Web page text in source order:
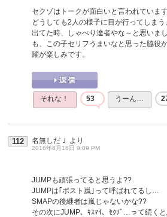
セクゾはトークが面白いと言われていま
どうしても2人の様子に目が行ってしま
出てた時、しゃべり達者やな～と思いま
も、この子セリフうまいなと思った脇役
躍が楽しみです。
それな！ 53 うーん…
112 名無しだＪ より
2016年8月18日 9:09 PM
JUMPも頑張ってると思うよ??
JUMPは｢ポスト嵐｣って呼ばれてるし…
SMAPの後継者は嵐じゃないかな??
その次にJUMP、ｷｽﾏｲ、ｾｸｿﾞ…って続く